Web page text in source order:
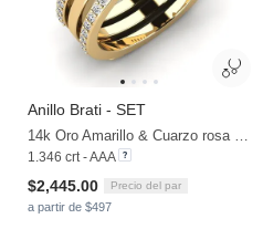
Anillo Brati - SET
14k Oro Amarillo & Cuarzo rosa & Moissanita
1.346 crt - AAA
$2,445.00 Precio del par
a partir de $497